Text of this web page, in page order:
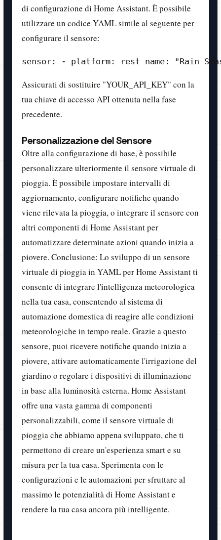
di configurazione di Home Assistant. È possibile
utilizzare un codice YAML simile al seguente per
configurare il sensore:
sensor: - platform: rest name: "Rain
Assicurati di sostituire "YOUR_API_KEY" con la
tua chiave di accesso API ottenuta nella fase
precedente.
Personalizzazione del Sensore
Oltre alla configurazione di base, è possibile
personalizzare ulteriormente il sensore virtuale di
pioggia. È possibile impostare intervalli di
aggiornamento, configurare notifiche quando
viene rilevata la pioggia, o integrare il sensore con
altri componenti di Home Assistant per
automatizzare determinate azioni quando inizia a
piovere. Conclusione: Lo sviluppo di un sensore
virtuale di pioggia in YAML per Home Assistant ti
consente di integrare l'intelligenza meteorologica
nella tua casa, consentendo al sistema di
automazione domestica di reagire alle condizioni
meteorologiche in tempo reale. Grazie a questo
sensore, puoi ricevere notifiche quando inizia a
piovere, attivare automaticamente l'irrigazione del
giardino o regolare i dispositivi di illuminazione
in base alla luminosità esterna. Home Assistant
offre una vasta gamma di componenti
personalizzabili, come il sensore virtuale di
pioggia che abbiamo appena sviluppato, che ti
permettono di creare un'esperienza smart e su
misura per la tua casa. Sperimenta con le
configurazioni e le automazioni per sfruttare al
massimo le potenzialità di Home Assistant e
rendere la tua casa ancora più intelligente.